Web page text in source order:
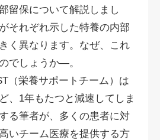
留保について解説しまし
それぞれ示した特養の内部
く異なります。なぜ、これ
でしょうか―。
（栄養サポートチーム）は
、1年もたつと減速してしま
る筆者が、多くの患者に対
いチーム医療を提供する方